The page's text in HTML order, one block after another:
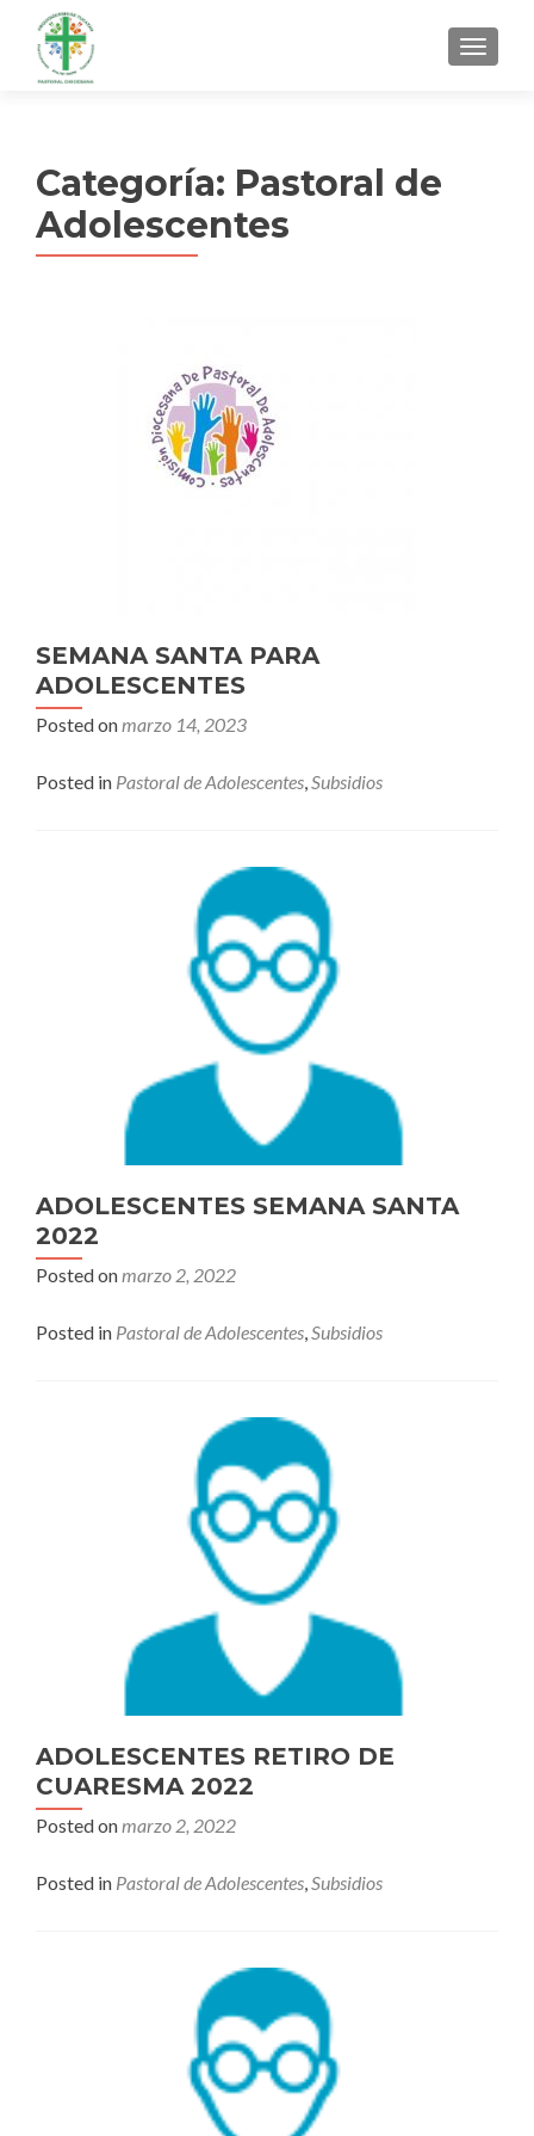
MENU
Categoría: Pastoral de
Adolescentes
SEMANA SANTA PARA
ADOLESCENTES
Posted onmarzo 14, 2023
Posted in Pastoral de Adolescentes,Subsidios
ADOLESCENTES SEMANA SANTA
2022
Posted onmarzo 2, 2022
Posted in Pastoral de Adolescentes,Subsidios
ADOLESCENTES RETIRO DE
CUARESMA 2022
Posted onmarzo 2, 2022
Posted in Pastoral de Adolescentes,Subsidios